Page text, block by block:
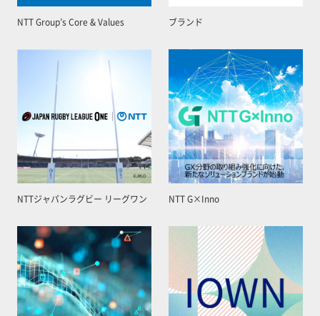
NTT Group’s Core & Values ブランド
NTTジャパンラグビー リーグワン NTT G×Inno